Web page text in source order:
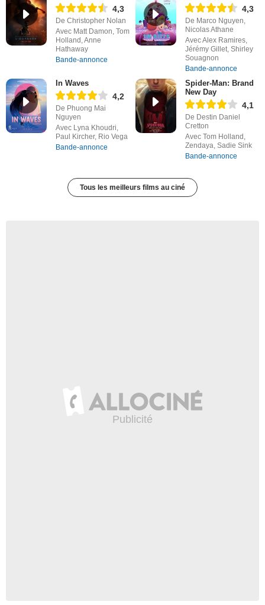
4,3
De Christopher Nolan
Avec Matt Damon, Tom
Holland, Anne
Hathaway
Bande-annonce
4,3
De Marco Nguyen,
Nicolas Athane
Avec Alex Ramires,
Jérémy Gillet, Shirley
Souagnon
Bande-annonce
In Waves
4,2
De Phuong Mai
Nguyen
Avec Lyna Khoudri,
Paul Kircher, Rio Vega
Bande-annonce
Spider-Man: Brand
New Day
4,1
De Destin Daniel
Cretton
Avec Tom Holland,
Zendaya, Sadie Sink
Bande-annonce
Tous les meilleurs films au ciné